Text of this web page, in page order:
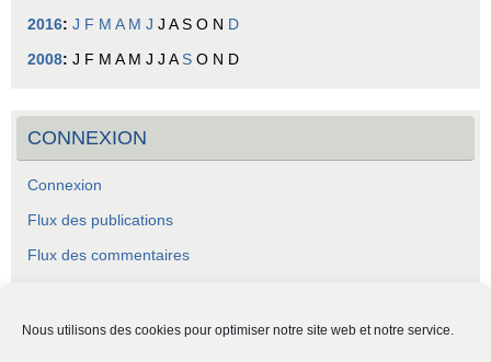
Nous utilisons des cookies pour optimiser notre site web et notre service.
2016: J F M A M J J A S O N D
2008: J F M A M J J A S O N D
CONNEXION
Connexion
Flux des publications
Flux des commentaires